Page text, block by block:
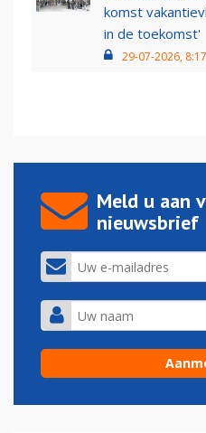
komst
in de toekomst'
29-07-2026, 8:17
Meld u aan
nieuwsbrief